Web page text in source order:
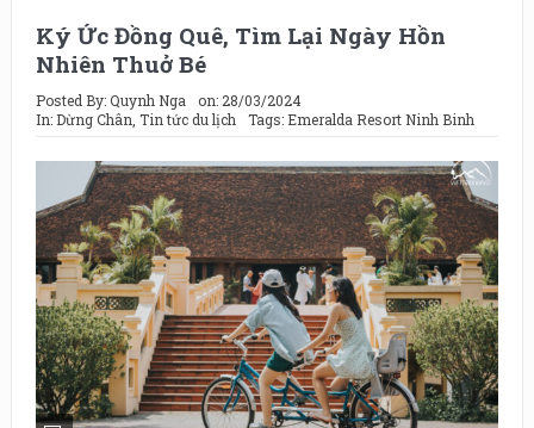
Ký Ức Đồng Quê, Tìm Lại Ngày Hồn
Nhiên Thuở Bé
Posted By:Quynh Nga on: 28/03/2024
In: Dừng Chân Tin tức du lịch Tags: Emeralda Resort Ninh Binh